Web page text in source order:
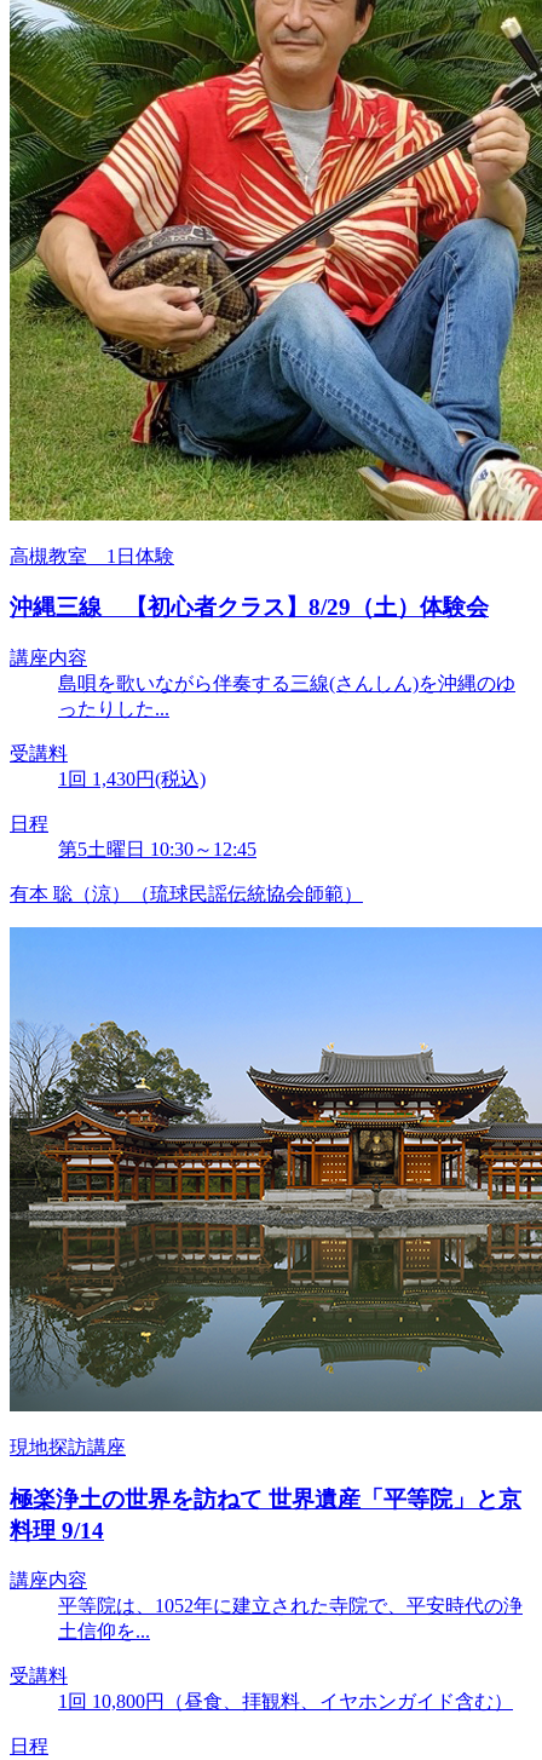
高槻教室 1日体験
沖縄三線 【初心者クラス】8/29（土）体験会
講座内容
島唄を歌いながら伴奏する三線(さんしん)を沖縄のゆ
ったりした...
受講料
1回 1,430円(税込)
日程
第5土曜日 10:30～12:45
有本 聡（涼）（琉球民謡伝統協会師範）
現地探訪講座
極楽浄土の世界を訪ねて 世界遺産「平等院」と京
料理 9/14
講座内容
平等院は、1052年に建立された寺院で、平安時代の浄
土信仰を...
受講料
1回 10,800円（昼食、拝観料、イヤホンガイド含む）
日程